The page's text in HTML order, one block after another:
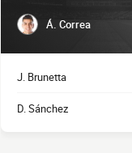
Á. Correa
J. Brunetta
D. Sánchez